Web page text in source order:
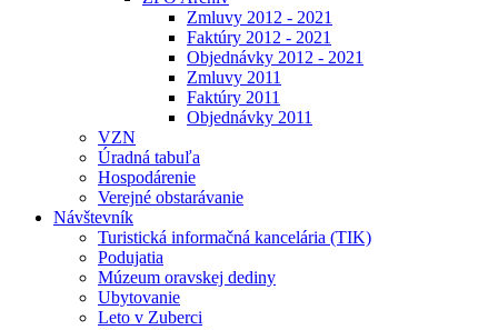
Zmluvy 2012 - 2021
Faktúry 2012 - 2021
Objednávky 2012 - 2021
Zmluvy 2011
Faktúry 2011
Objednávky 2011
VZN
Úradná tabuľa
Hospodárenie
Verejné obstarávanie
Návštevník
Turistická informačná kancelária (TIK)
Podujatia
Múzeum oravskej dediny
Ubytovanie
Leto v Zuberci